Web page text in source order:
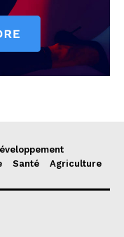
Santé Agriculture